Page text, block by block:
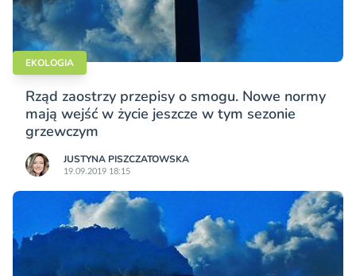
EKOLOGIA
Rząd zaostrzy przepisy o smogu. Nowe normy
mają wejść w życie jeszcze w tym sezonie
grzewczym
JUSTYNA PISZCZATOWSKA
19.09.2019 18:15